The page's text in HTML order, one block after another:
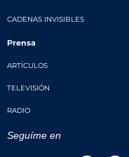
CADENAS INVISIBLES
Prensa
ARTÍCULOS
TELEVISIÓN
RADIO
Seguíme en